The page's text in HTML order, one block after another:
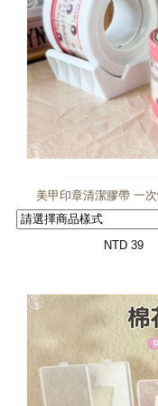
美甲印章清潔膠帶 一
NTD 39